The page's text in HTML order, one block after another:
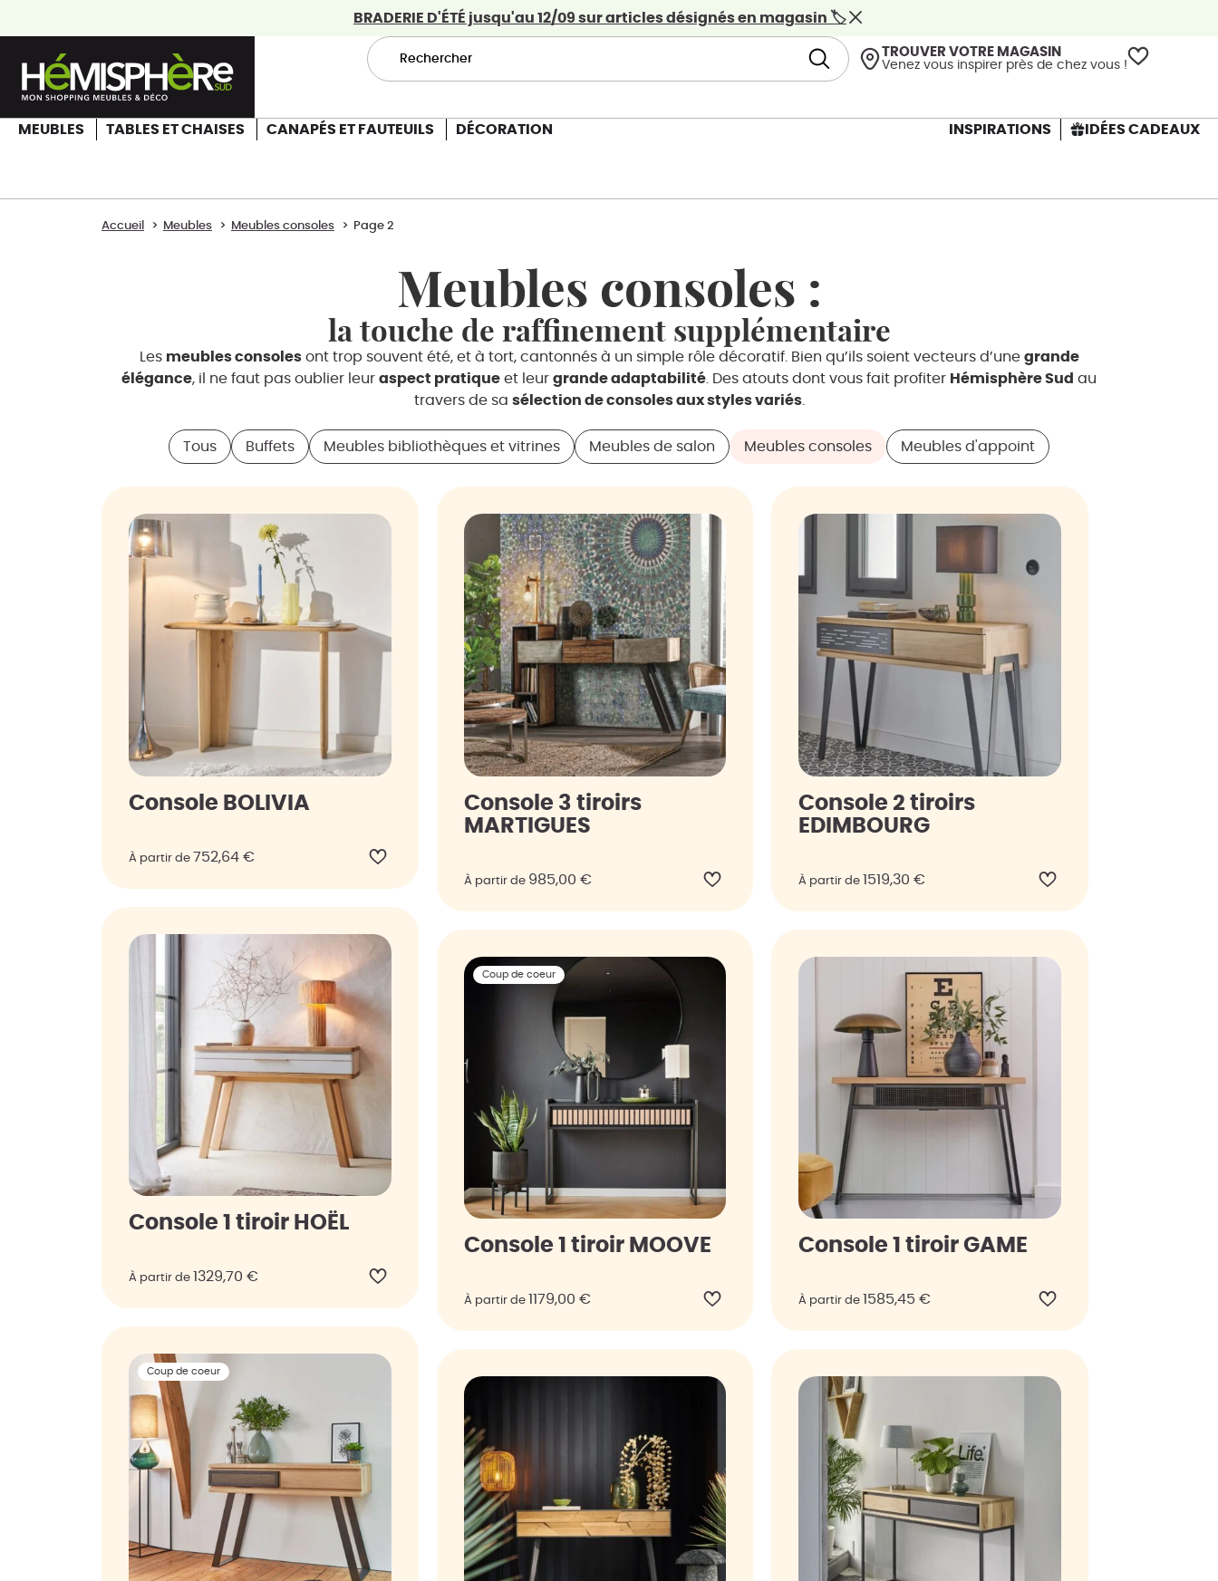
BRADERIE D'ÉTÉ jusqu'au 12/09 sur articles désignés en magasin 🏷️
TROUVER VOTRE MAGASIN
Venez vous inspirer près de chez vous !
MEUBLES TABLES ET CHAISES CANAPÉS ET FAUTEUILS DÉCORATION INSPIRATIONS IDÉES CADEAUX
Accueil Meubles Meubles consoles Page 2
Meubles consoles :
la touche de raffinement supplémentaire
Les meubles consolesont trop souvent été, et à tort, cantonnés à un simple rôle décoratif. Bien qu’ils soient vecteurs d’une grande
élégance, il ne faut pas oublier leur aspect pratique et leur grande adaptabilité . Des atouts dont vous fait profiter Hémisphère Sud au
travers de sa sélection de consoles aux styles variés.
Tous Buffets Meubles bibliothèques et vitrines Meubles de salon Meubles consoles Meubles d'appoint
Console BOLIVIA
À partir de 752,64 €
Console 3 tiroirs
MARTIGUES
À partir de 985,00 €
Console 2 tiroirs
EDIMBOURG
À partir de 1519,30€
Console 1 tiroir HOËL
À partir de 1329,70 €
Coup de coeur
Console 1 tiroir MOOVE
À partir de 1179,00 €
Console 1 tiroir GAME
À partir de 1585,45€
Coup de coeur